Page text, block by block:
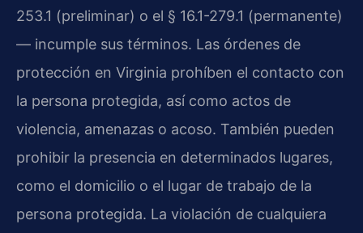
253.1 (preliminar) o el § 16.1-279.1 (permanente)
— incumple sus términos. Las órdenes de
protección en Virginia prohíben el contacto con
la persona protegida, así como actos de
violencia, amenazas o acoso. También pueden
prohibir la presencia en determinados lugares,
como el domicilio o el lugar de trabajo de la
persona protegida. La violación de cualquiera